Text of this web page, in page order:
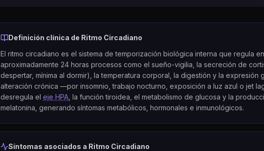
Definición clínica de Ritmo Circadiano
El ritmo circadiano es el sistema de temporización biológica interna que regula
aproximadamente 24 horas procesos como el sueño-vigilia, la secreción de
despertar, mínima al dormir), la temperatura corporal, la digestión y la expresión
alteración crónica —por insomnio, trabajo nocturno, exposición a luz azul o jet
desregula el eje HPA , la función tiroidea, el metabolismo de glucosa y la
melatonina, generando síntomas metabólicos, hormonales e inmunológicos.
Síntomas asociados a Ritmo Circadiano